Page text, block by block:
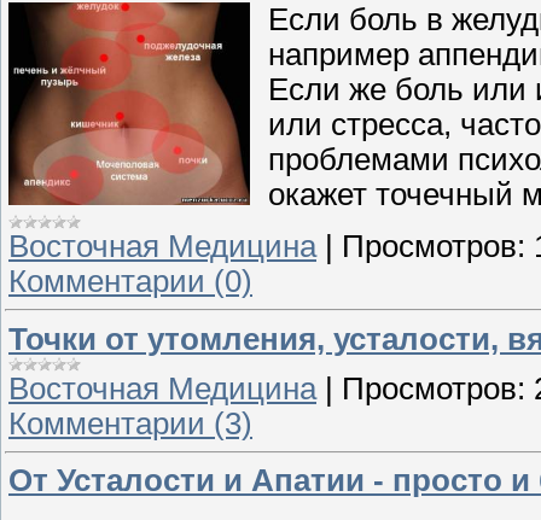
Если боль в
например
Если же боль или
или стресса,
проблемами
окажет точечный
Восточная Медицина| Просмотров:
Комментарии (0)
Точки от утомления, усталости,
Восточная Медицина | Просмотров:
Комментарии (3)
От Усталости и Апатии - просто